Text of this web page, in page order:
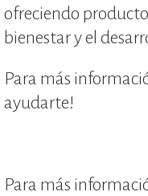
ofreciendo
bienestar y el
Para más
ayudarte!
Para más